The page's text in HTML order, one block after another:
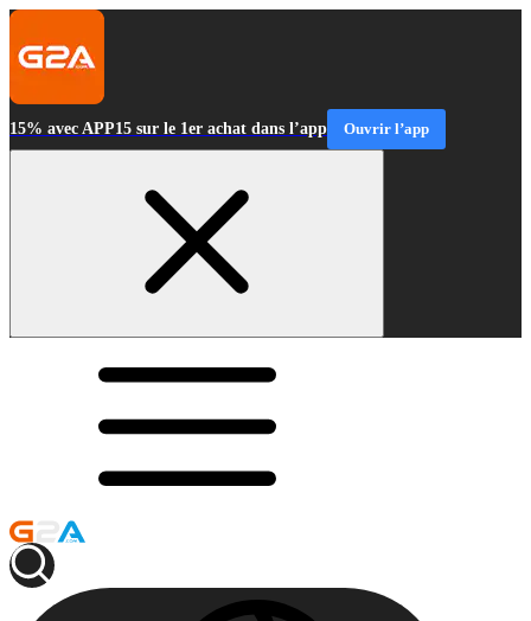
15% avec APP15 sur le 1er achat dans l’app Ouvrir l’app